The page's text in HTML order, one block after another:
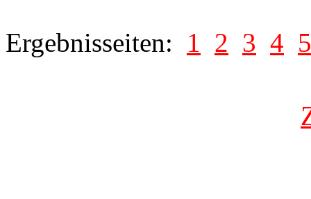
Ergebnisseiten: 1 2 3 4 5